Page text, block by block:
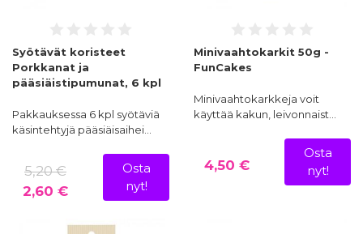
Syötävät koristeet
Porkkanat ja
pääsiäistipumunat, 6 kpl
Pakkauksessa 6 kpl syötäviä
käsintehtyjä pääsiäisaihei…
5,20 €
2,60 €
Osta
nyt!
Minivaahtokarkit 50g -
FunCakes
Minivaahtokarkkeja voit
käyttää kakun, leivonnaist…
4,50 €
Osta
nyt!